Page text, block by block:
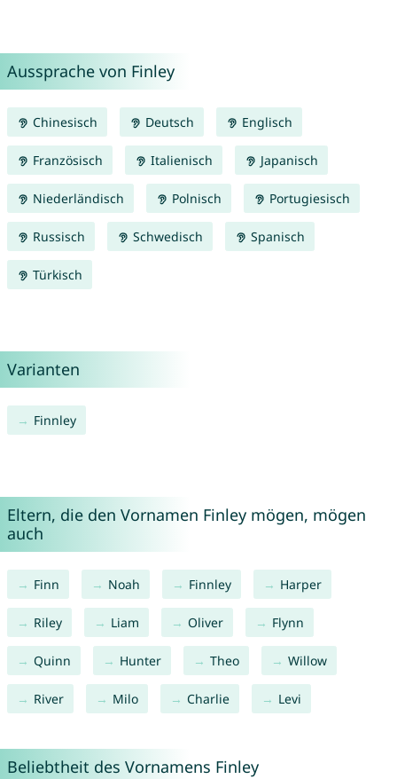
Aussprache von Finley
Chinesisch Deutsch Englisch
Französisch Italienisch Japanisch
Niederländisch Polnisch Portugiesisch
Russisch Schwedisch Spanisch
Türkisch
Varianten
Finnley
Eltern, die den Vornamen Finley mögen, mögen
auch
Finn Noah Finnley Harper
Riley Liam Oliver Flynn
Quinn Hunter Theo Willow
River Milo Charlie Levi
Beliebtheit des Vornamens Finley